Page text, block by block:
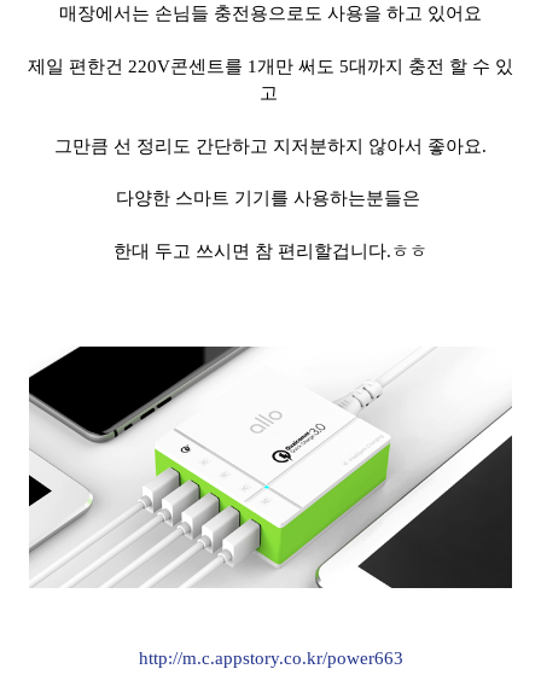
매장에서는 손님들 충전용으로도 사용을 하고 있어요
제일 편한건 220V콘센트를 1개만 써도 5대까지 충전 할 수 있
고
그만큼 선 정리도 간단하고 지저분하지 않아서 좋아요.
다양한 스마트 기기를 사용하는분들은
한대 두고 쓰시면 참 편리할겁니다.ㅎㅎ
http://m.c.appstory.co.kr/power663